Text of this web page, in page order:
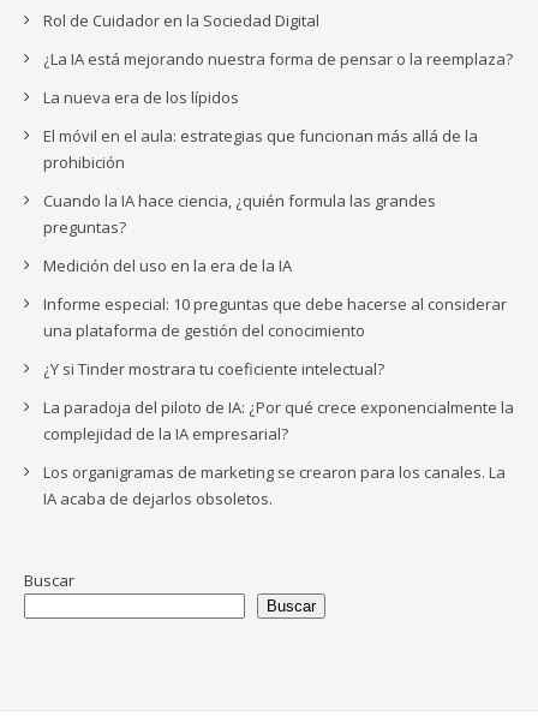
Rol de Cuidador en la Sociedad Digital
¿La IA está mejorando nuestra forma de pensar o la reemplaza?
La nueva era de los lípidos
El móvil en el aula: estrategias que funcionan más allá de la
prohibición
Cuando la IA hace ciencia, ¿quién formula las grandes
preguntas?
Medición del uso en la era de la IA
Informe especial: 10 preguntas que debe hacerse al considerar
una plataforma de gestión del conocimiento
¿Y si Tinder mostrara tu coeficiente intelectual?
La paradoja del piloto de IA: ¿Por qué crece exponencialmente la
complejidad de la IA empresarial?
Los organigramas de marketing se crearon para los canales. La
IA acaba de dejarlos obsoletos.
Buscar
Buscar